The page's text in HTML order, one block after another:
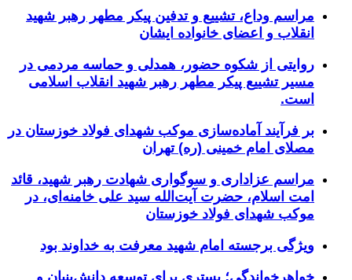
مراسم وداع، تشییع و تدفین پیکر مطهر رهبر شهید
انقلاب و اعضای خانواده ایشان
روایتی از شکوه حضور، همدلی و حماسه مردمی در
مسیر تشییع پیکر مطهر رهبر شهید انقلاب اسلامی
است.
بر فرآیند آماده‌سازی موکب شهدای فولاد خوزستان در
مصلای امام خمینی (ره) تهران
مراسم عزاداری و سوگواری شهادت رهبر شهید، قائد
امت اسلام، حضرت آیت‌الله سید علی خامنه‌ای، در
موکب شهدای فولاد خوزستان
ویژگی برجسته امام شهید معرفت به خداوند بود